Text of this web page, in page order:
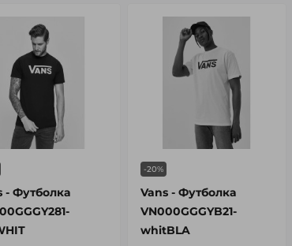
- Футболка
-20%
Vans - Футболка
VN000GGGYB21-
whitBLA